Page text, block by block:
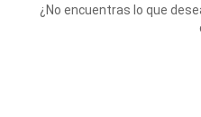
¿No encuentras lo que